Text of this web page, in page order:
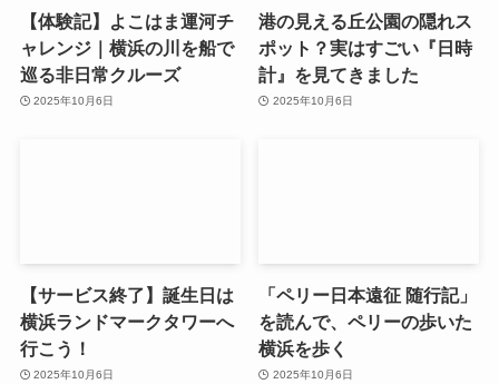
【体験記】よこはま運河チ
ャレンジ｜横浜の川を船で
巡る非日常クルーズ
2025年10月6日
港の見える丘公園の隠れス
ポット？実はすごい『日時
計』を見てきました
2025年10月6日
【サービス終了】誕生日は
横浜ランドマークタワーへ
行こう！
2025年10月6日
「ペリー日本遠征 随行記」
を読んで、ペリーの歩いた
横浜を歩く
2025年10月6日